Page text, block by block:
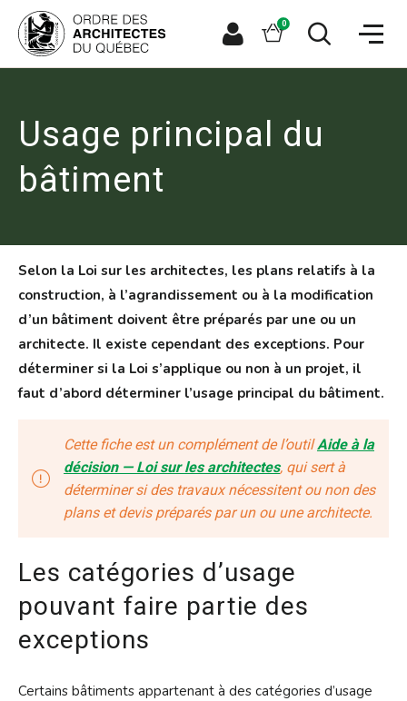
directement
recherche
directement
contenu
principal
Panier
0
membre
le
la
site
Usage principal du
bâtiment
Selon la Loi sur les architectes, les plans relatifs à la
construction, à l’agrandissement ou à la modification
d’un bâtiment doivent être préparés par une ou un
architecte. Il existe cependant des exceptions. Pour
déterminer si la Loi s’applique ou non à un projet, il
faut d’abord déterminer l’usage principal du bâtiment.
Cette fiche est un complément de l’outilAide à la
décision — Loi sur les architectes, qui sert à
déterminer si des travaux nécessitent ou non des
plans et devis préparés par un ou une architecte.
Les catégories d’usage
pouvant faire partie des
exceptions
Certains bâtiments appartenant à des catégories d’usage